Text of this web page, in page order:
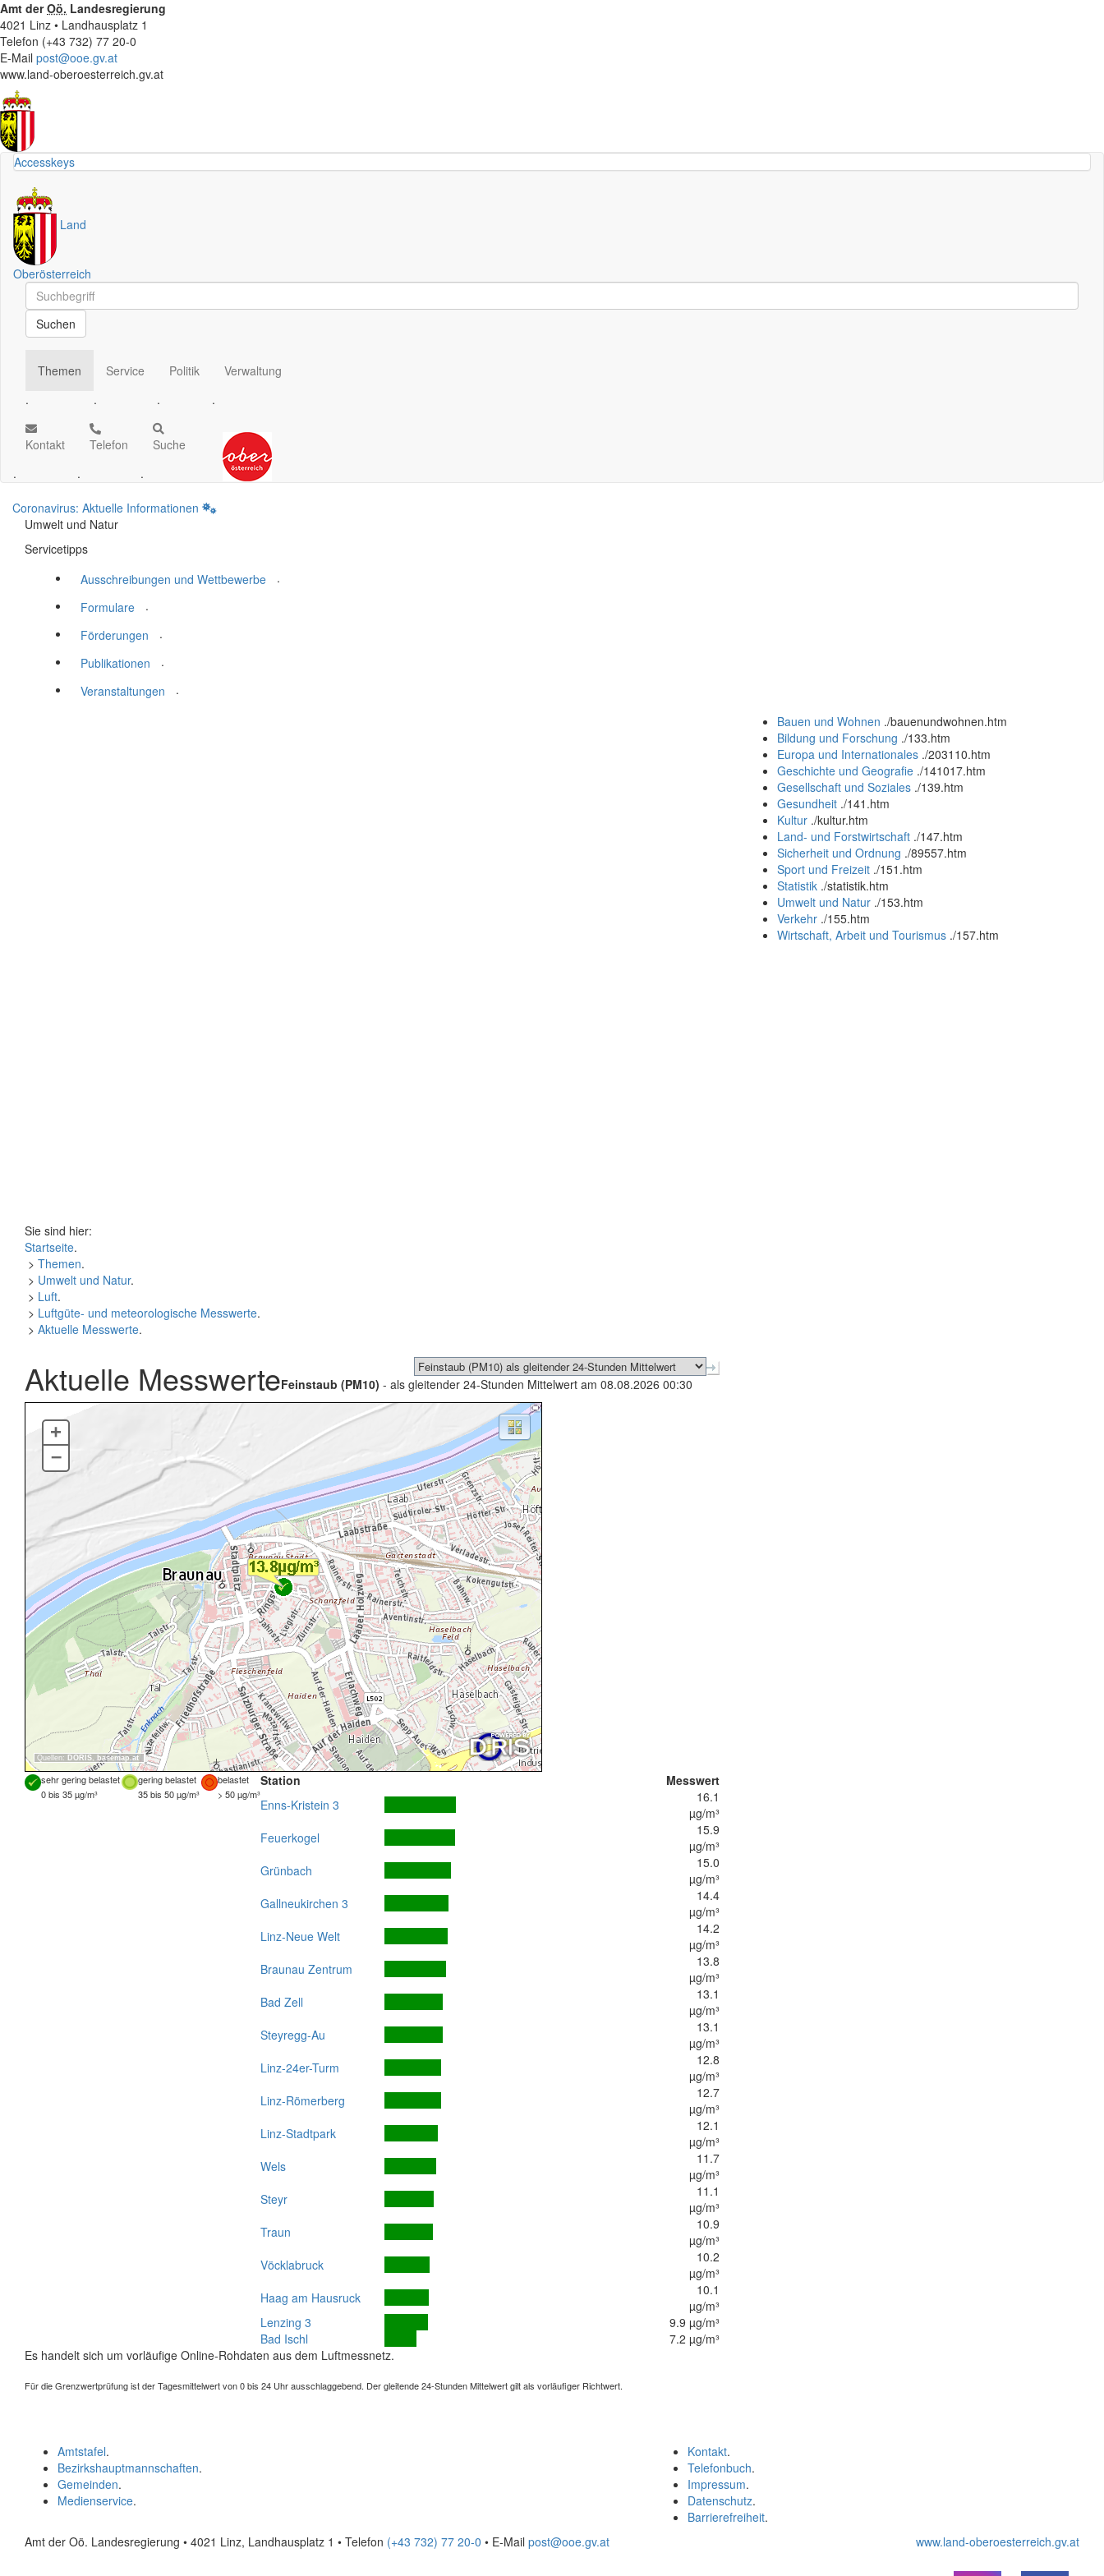
Amt derOö. Landesregierung
4021 Linz • Landhausplatz 1
Telefon (+43 732) 77 20-0
E-Mail post@ooe.gv.at
www.land-oberoesterreich.gv.at
Accesskeys
Land
Oberösterreich
Schnellsuche
Schnellsuche
Suchen
Themen
.
Service
.
Politik
.
Verwaltung
.
Kontakt
.
Telefon
.
Suche
.
Coronavirus: Aktuelle Informationen
Umwelt und Natur
Servicetipps
Ausschreibungen und Wettbewerbe
.
Formulare
.
Förderungen
.
Publikationen
.
Veranstaltungen
.
Bauen und Wohnen ./bauenundwohnen.htm
Bildung und Forschung ./133.htm
Europa und Internationales ./203110.htm
Geschichte und Geografie ./141017.htm
Gesellschaft und Soziales ./139.htm
Gesundheit ./141.htm
Kultur ./kultur.htm
Land- und Forstwirtschaft ./147.htm
Sicherheit und Ordnung ./89557.htm
Sport und Freizeit ./151.htm
Statistik ./statistik.htm
Umwelt und Natur ./153.htm
Verkehr ./155.htm
Wirtschaft, Arbeit und Tourismus ./157.htm
Sie sind hier:
Startseite.
> Themen.
> Umwelt und Natur.
> Luft.
> Luftgüte- und meteorologische Messwerte.
> Aktuelle Messwerte.
Aktuelle MesswerteFeinstaub (PM10) - als gleitender 24-Stunden Mittelwert am 08.08.2026 00:30
Quellen: DORIS, basemap.at
+
–
sehr gering belastet gering belastet
belastet
0 bis 35 µg/m³
35 bis 50 µg/m³ > 50 µg/m³
Station
Messwert
Enns-Kristein 3
16.1
µg/m³
Feuerkogel
15.9
µg/m³
Grünbach
15.0
µg/m³
Gallneukirchen 3
14.4
µg/m³
Linz-Neue Welt
14.2
µg/m³
Braunau Zentrum
13.8
µg/m³
Bad Zell
13.1
µg/m³
Steyregg-Au
13.1
µg/m³
Linz-24er-Turm
12.8
µg/m³
Linz-Römerberg
12.7
µg/m³
Linz-Stadtpark
12.1
µg/m³
Wels
11.7
µg/m³
Steyr
11.1
µg/m³
Traun
10.9
µg/m³
Vöcklabruck
10.2
µg/m³
Haag am Hausruck
10.1
µg/m³
Lenzing 3
9.9 µg/m³
Bad Ischl
7.2 µg/m³
Es handelt sich um vorläufige Online-Rohdaten aus dem Luftmessnetz.
Für die Grenzwertprüfung ist der Tagesmittelwert von 0 bis 24 Uhr ausschlaggebend. Der gleitende 24-Stunden Mittelwert gilt als vorläufiger Richtwert.
Kontakt.
Telefonbuch.
Impressum.
Datenschutz.
Barrierefreiheit.
Amtstafel.
Bezirkshauptmannschaften.
Gemeinden.
Medienservice.
Amt der Oö. Landesregierung • 4021 Linz, Landhausplatz 1 • Telefon (+43 732) 77 20-0 • E-Mail post@ooe.gv.at www.land-oberoesterreich.gv.at